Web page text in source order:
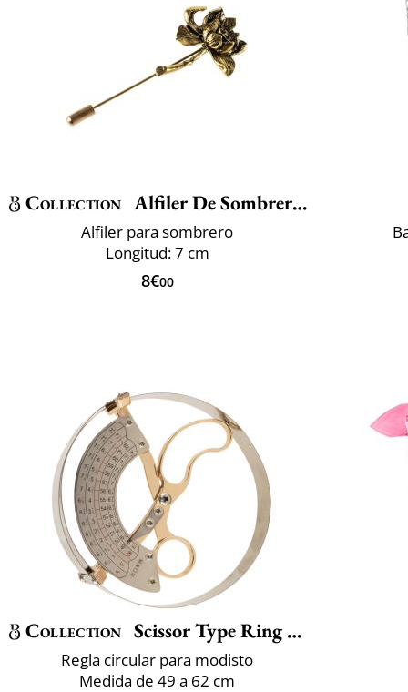
Collection Alfiler De Sombrero Lotus
Alfiler para sombrero
Longitud: 7 cm
8€00
Collection Scissor Type Ring Compass Size
Regla circular para modisto
Medida de 49 a 62 cm